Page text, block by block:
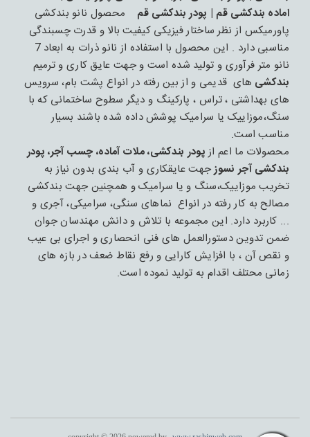
اماده بندکشی قم | پودر بندکشی قم
محصول نانو بندکشی
پاورمیکس از نظر ساختار فیزیکی کیفیت بالا و قدرت چسبندگی
مناسبی دارد . این محصول با استفاده از نانو ذرات به ابعاد 7
نانو متر فرآوری و تولید شده است و جهت عایق کاری و ترمیم
بندکشی های قدیمی و از بین رفته در انواع پشت بام، سرویس
های بهداشتی ، تراس ، پارکینگ و دیگر سطوح ساختمانی که با
سنگ،موزاییک یا سرامیک پوشش داده شده باشند بسیار
مناسب است.
محصولات ما اعم ازپودر بندکشی، ملات آماده، چسب آجر، پودر
بندکشی آجر نسوزجهت عایقکاری و آب بندی بدون نیاز به
تخریب موزاییک،سنگ و یا سرامیک و همچنین جهت بندکشی
مصالح به کار رفته در انواع نماهای سنگی، سرامیکی، آجری و
... کاربرد دارد. این مجموعه با تلاش و دانش مهندسان جوان
ضمن تدوین دستورالعمل های فنی انحصاری و اجرای بی عیب
و نقص آن ، با افزایش کارایی و رفع نقاط ضعف در بازه های
زمانی محتلف اقدام به تولید نموده است.